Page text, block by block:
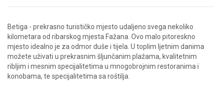
Betiga - prekrasno turističko mjesto udaljeno svega nekoliko
kilometara od ribarskog mjesta Fažana. Ovo malo pitoreskno
mjesto idealno je za odmor duše i tijela. U toplim ljetnim danima
možete uživati u prekrasnim šljunčanim plažama, kvalitetnim
ribljim i mesnim specijalitetima u mnogobrojnim restoranima i
konobama, te specijalitetima sa roštilja.